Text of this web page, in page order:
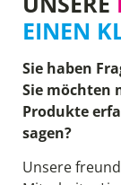
EINEN
Sie haben
Sie möchten
Produkte
sagen?
Unsere